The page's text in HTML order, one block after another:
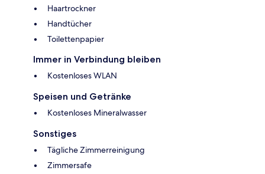
Haartrockner
Handtücher
Toilettenpapier
Immer in Verbindung bleiben
Kostenloses WLAN
Speisen und Getränke
Kostenloses Mineralwasser
Sonstiges
Tägliche Zimmerreinigung
Zimmersafe